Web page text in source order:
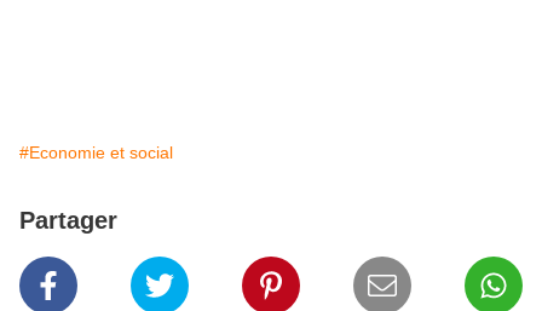
#Economie et social
Partager